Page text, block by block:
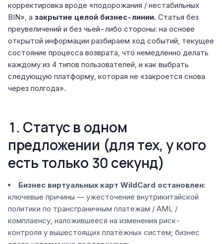
корректировка вроде «подорожания / нестабильных
BIN», а закрытие целой бизнес-линии. Статья без
преувеличений и без чьей-либо стороны: на основе
открытой информации разбираем ход событий, текущее
состояние процесса возврата, что немедленно делать
каждому из 4 типов пользователей, и как выбрать
следующую платформу, которая не «закроется снова
через полгода».
1. Статус в одном
предложении (для тех, у кого
есть только 30 секунд)
Бизнес виртуальных карт WildCard остановлен:
ключевые причины — ужесточение внутрикитайской
политики по трансграничным платежам / AML /
комплаенсу, наложившееся на изменения риск-
контроля у вышестоящих платёжных систем; бизнес